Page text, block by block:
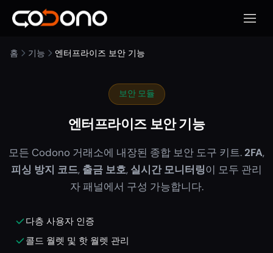
모바
홈 기능 엔터프라이즈 보안 기능
보안 모듈
엔터프라이즈 보안 기능
모든 Codono 거래소에 내장된 종합 보안 도구 키트. 2FA,
피싱 방지 코드, 출금 보호, 실시간 모니터링이 모두 관리
자 패널에서 구성 가능합니다.
다층 사용자 인증
콜드 월렛 및 핫 월렛 관리